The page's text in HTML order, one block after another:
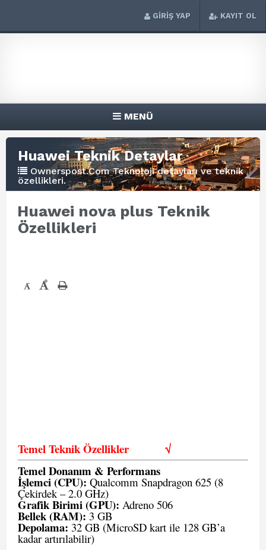
GİRİŞ YAP KAYIT OL
MENÜ
Huawei Teknik Detaylar
Ownerspost.Com Teknoloji detayları ve teknik
özellikleri.
Huawei nova plus Teknik
Özellikleri
- +
Temel Teknik Özellikler√
Temel Donanım & Performans
İşlemci (CPU): Qualcomm Snapdragon 625 (8
Çekirdek – 2.0 GHz)
Grafik Birimi (GPU): Adreno 506
Bellek (RAM):3 GB
Depolama: 32 GB (MicroSD kart ile 128 GB’a
kadar artırılabilir)